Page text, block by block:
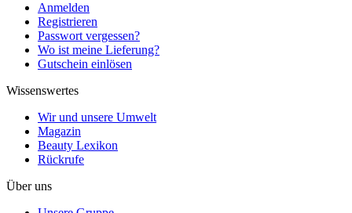
Anmelden
Registrieren
Passwort vergessen?
Wo ist meine Lieferung?
Gutschein einlösen
Wissenswertes
Wir und unsere Umwelt
Magazin
Beauty Lexikon
Rückrufe
Über uns